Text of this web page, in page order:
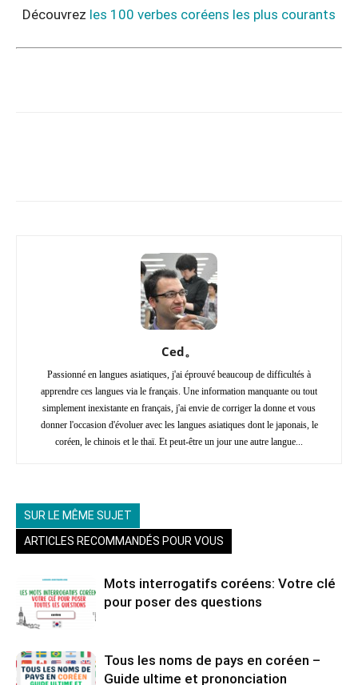
Découvrez les 100 verbes coréens les plus courants
Ced。
Passionné en langues asiatiques, j'ai éprouvé beaucoup de difficultés à
apprendre ces langues via le français. Une information manquante ou tout
simplement inexistante en français, j'ai envie de corriger la donne et vous
donner l'occasion d'évoluer avec les langues asiatiques dont le japonais, le
coréen, le chinois et le thaï. Et peut-être un jour une autre langue...
SUR LE MÊME SUJET
ARTICLES RECOMMANDÉS POUR VOUS
Mots interrogatifs coréens: Votre clé
pour poser des questions
Tous les noms de pays en coréen –
Guide ultime et prononciation